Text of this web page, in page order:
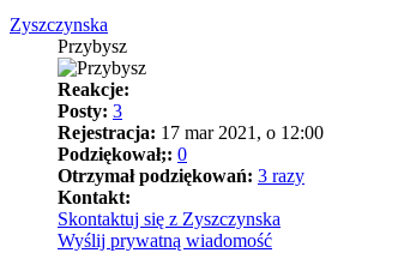
Zyszczynska
Przybysz
Reakcje:
Posty: 3
Rejestracja: 17 mar 2021, o 12:00
Podziękował;: 0
Otrzymał podziękowań: 3 razy
Kontakt:
Skontaktuj się z Zyszczynska
Wyślij prywatną wiadomość